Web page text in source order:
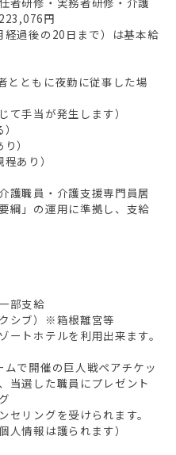
円
経過後の20日まで）は基本給
とともに夜勤に従事した場
て手当が発生します）
）
あり）
護職員・介護支援専門員居
綱」の運用に準拠し、支給
部支給
シブ）※箱根離宮等
ートホテルを利用出来ます。
で開催の巨人戦ペアチケッ
当選した職員にプレゼント
リングを受けられます。
人情報は護られます）